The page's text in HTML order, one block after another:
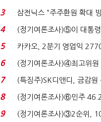
'초접전'…대통령 ...
3
삼전닉스 “주주환원 확대
로이터에 성명...
4
(정기여론조사)⑤이 대통
7%…일주일 만에 ...
5
카카오, 2분기 영업익
비 36% 증가...
6
(정기여론조사)④최고위원
원 '양강'…서미...
7
(특징주)SK디앤디, 금감원
장 초반 상한가...
8
(정기여론조사)⑥민주
31.0%…오차범위 밖 ...
9
(정기여론조사)③2순위,